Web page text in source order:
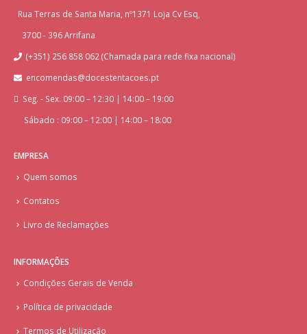
Rua Terras de Santa Maria, nº1371 Loja Cv Esq,
3700 - 396 Arrifana
(+351) 256 858 062 (Chamada para rede fixa nacional)
encomendas@docestentacoes.pt
Seg. - Sex. 09:00 – 12:30 | 14:00 – 19:00
Sábado : 09:00 – 12:00 | 14:00 – 18:00
EMPRESA
Quem somos
Contatos
Livro de Reclamações
INFORMAÇÕES
Condições Gerais de Venda
Política de privacidade
Termos de Utilização